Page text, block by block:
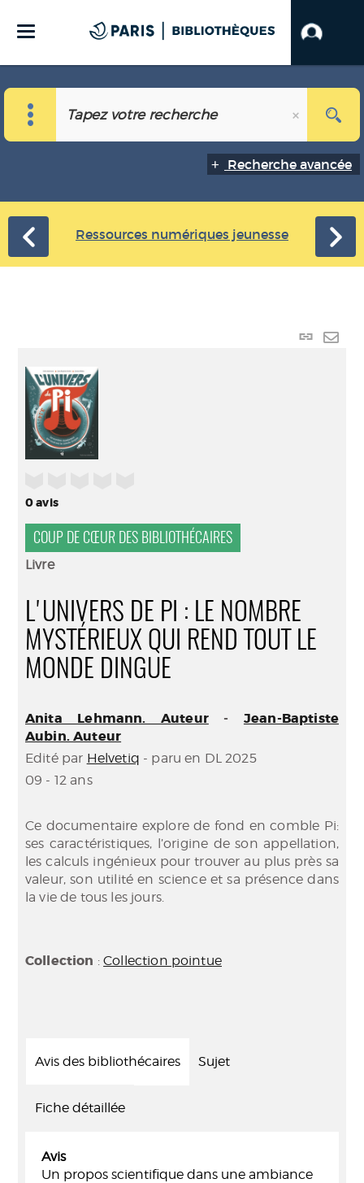
Recherche avancée
Ressources numériques jeunesse
Lien
0avis
COUP DE CŒUR DES BIBLIOTHÉCAIRES
Livre
L'UNIVERS DE PI : LE NOMBRE
MYSTÉRIEUX QUI REND TOUT LE
MONDE DINGUE
Anita Lehmann. Auteur- Jean-Baptiste
Aubin. Auteur
Edité par Helvetiq - paru en DL 2025
09 - 12 ans
Ce documentaire explore de fond en comble Pi:
ses caractéristiques, l’origine de son appellation,
les calculs ingénieux pour trouver au plus près sa
valeur, son utilité en science et sa présence dans
la vie de tous les jours.
Collection :Collection pointue
Avis des bibliothécaires Sujet
Fiche détaillée
Avis
Un propos scientifique dans une ambiance